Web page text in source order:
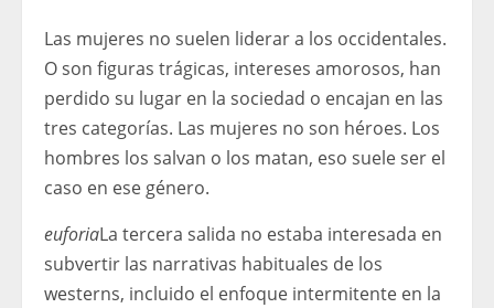
Las mujeres no suelen liderar a los occidentales.
O son figuras trágicas, intereses amorosos, han
perdido su lugar en la sociedad o encajan en las
tres categorías. Las mujeres no son héroes. Los
hombres los salvan o los matan, eso suele ser el
caso en ese género.
euforiaLa tercera salida no estaba interesada en
subvertir las narrativas habituales de los
westerns, incluido el enfoque intermitente en la